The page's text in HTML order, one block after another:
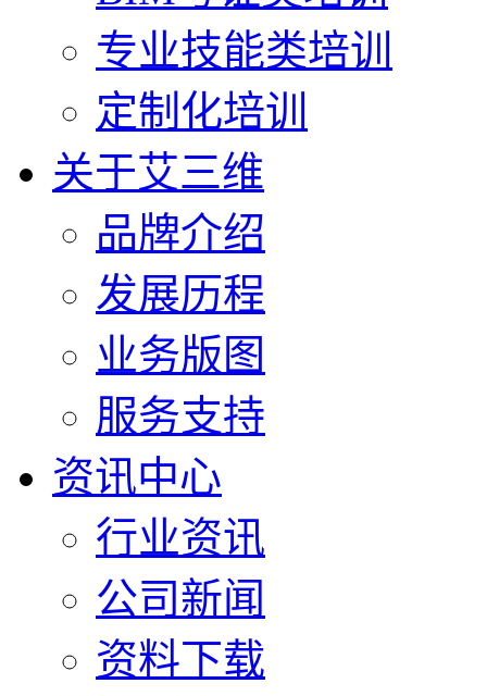
专业技能类培训
定制化培训
关于艾三维
品牌介绍
发展历程
业务版图
服务支持
资讯中心
行业资讯
公司新闻
资料下载